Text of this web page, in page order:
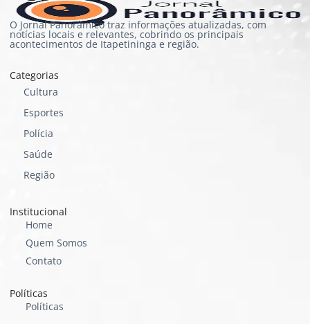
O Jornal Panorâmico traz informações atualizadas, com
notícias locais e relevantes, cobrindo os principais
acontecimentos de Itapetininga e região.
Categorias
Cultura
Esportes
Polícia
Saúde
Região
Institucional
Home
Quem Somos
Contato
Políticas
Políticas